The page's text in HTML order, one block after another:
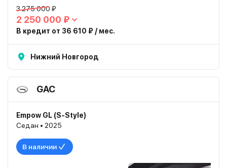
3 275 000 ₽
2 250 000 ₽
В кредит от 36 610 ₽ / мес.
Нижний Новгород
GAC
Empow GL (S-Style)
Седан • 2025
В наличии